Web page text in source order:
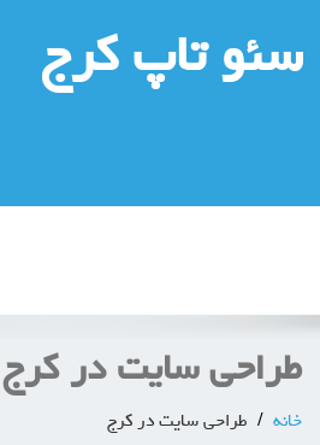
سئو تاپ کرج
طراحی سایت در کرج
خانه طراحی سایت در کرج